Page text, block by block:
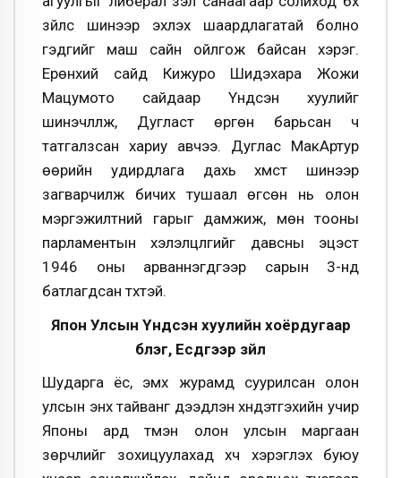
зүйлс шинээр эхлэх шаардлагатай болно
гэдгийг маш сайн ойлгож байсан хэрэг.
Ерөнхий сайд Кижуро Шидэхара Жожи
Мацумото сайдаар Үндсэн хуулийг
шинэчлүүлж, Дугласт өргөн барьсан ч
татгалзсан хариу авчээ. Дуглас МакАртур
өөрийн удирдлага дахь хүмүүст шинээр
загварчилж бичих тушаал өгсөн нь олон
мэргэжилтний гарыг дамжиж, мөн тооны
парламентын хэлэлцүүлгийг давсны эцэст
1946 оны арваннэгдүгээр сарын 3-нд
батлагдсан түүхтэй.
Япон Улсын Үндсэн хуулийн хоёрдугаар
бүлэг, Есдүгээр зүйл
Шударга ёс, эмх журамд суурилсан олон
улсын энх тайванг дээдлэн хүндэтгэхийн учир
Японы ард түмэн олон улсын маргаан
зөрчлийг зохицуулахад хүч хэрэглэх буюу